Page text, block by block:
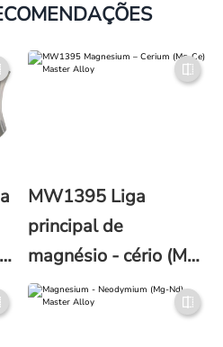
MW1395 Liga
principal de
magnésio - cério (Mg-
Ce)